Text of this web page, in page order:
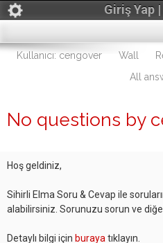
Giriş Yap |
Kullanıcı: cengover Wall
All
No questions by
Hoş geldiniz,
Sihirli Elma Soru & Cevap ile
alabilirsiniz. Sorunuzu sorun ve
Detaylı bilgi için buraya tıklayın.